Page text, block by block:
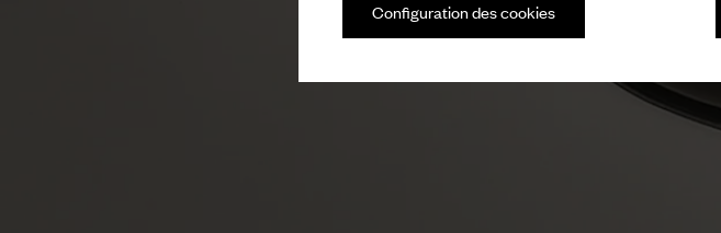
Configuration des cookies